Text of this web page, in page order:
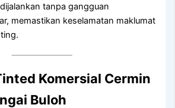
tanpa gangguan
memastikan keselamatan maklumat
Komersial Cermin
Buloh